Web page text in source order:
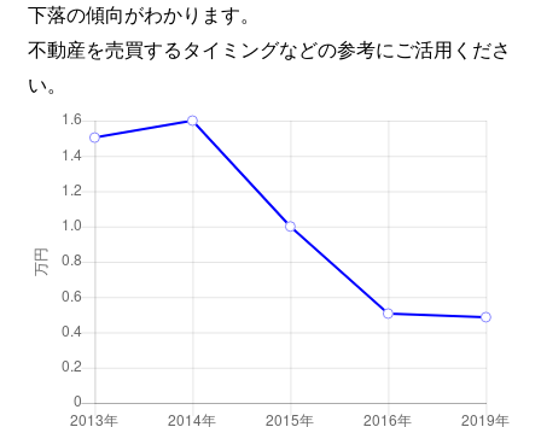
下落の傾向がわかります。
不動産を売買するタイミングなどの参考にご活用くださ
い。